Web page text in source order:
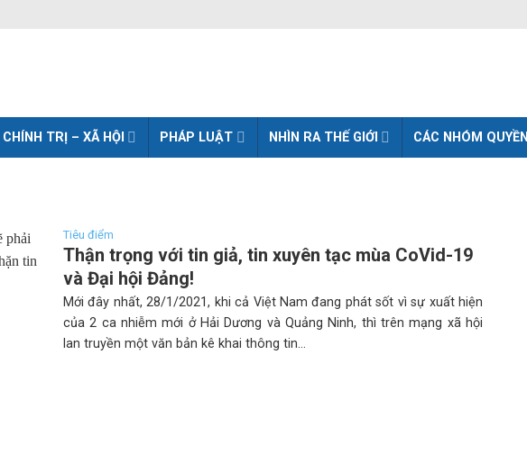
CHÍNH TRỊ – XÃ HỘI PHÁP LUẬT NHÌN RA THẾ GIỚI CÁC NHÓM QUYỀN
Tiêu điểm
Thận trọng với tin giả, tin xuyên tạc mùa CoVid-19
và Đại hội Đảng!
Mới đây nhất, 28/1/2021, khi cả Việt Nam đang phát sốt vì sự xuất hiện
của 2 ca nhiễm mới ở Hải Dương và Quảng Ninh, thì trên mạng xã hội
lan truyền một văn bản kê khai thông tin...